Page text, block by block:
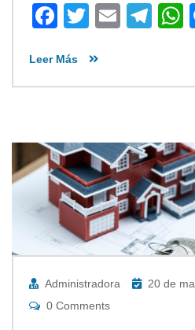
Facebook
Twitter
Email
Leer Más
Administradora
20 de
0 Comments